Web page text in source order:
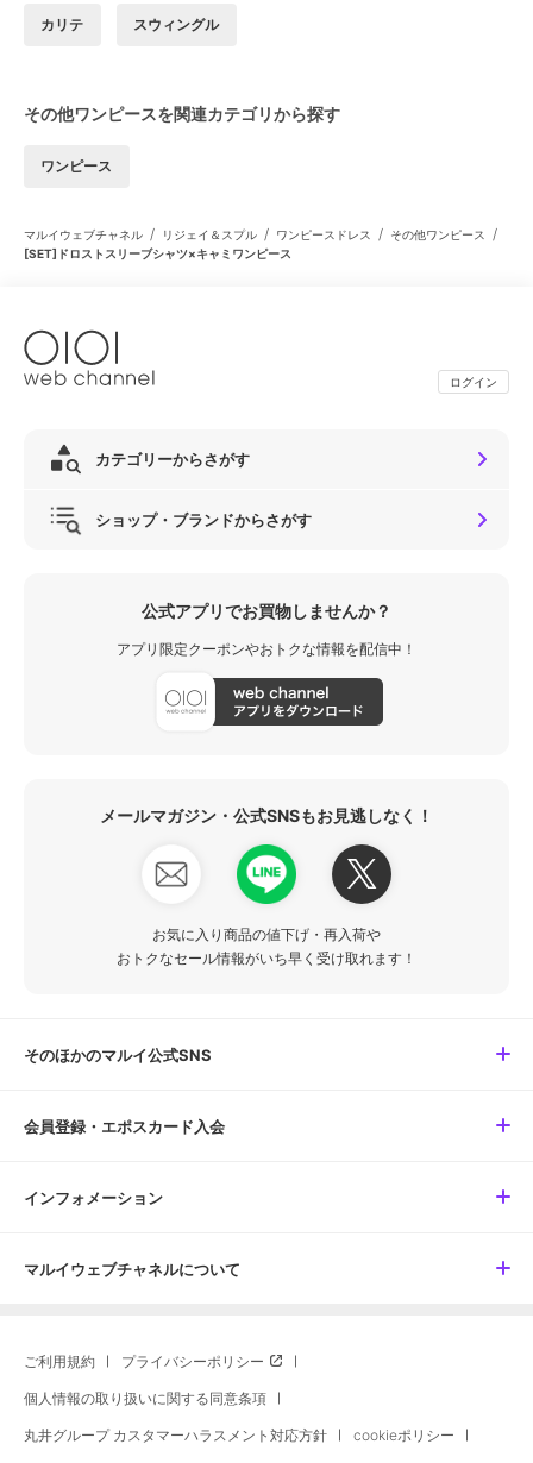
カリテ スウィングル
その他ワンピースを関連カテゴリから探す
ワンピース
マルイウェブチャネル / リジェイ＆スプル / ワンピースドレス / その他ワンピース /
[SET]ドロストスリーブシャツ×キャミワンピース
ログイン
カテゴリーからさがす
ショップ・ブランドからさがす
公式アプリでお買物しませんか？
アプリ限定クーポンやおトクな情報を配信中！
メールマガジン・公式SNSもお見逃しなく！
お気に入り商品の値下げ・再入荷や
おトクなセール情報がいち早く受け取れます！
そのほかのマルイ公式SNS
会員登録・エポスカード入会
インフォメーション
マルイウェブチャネルについて
ご利用規約 プライバシーポリシー
個人情報の取り扱いに関する同意条項
丸井グループ カスタマーハラスメント対応方針 cookieポリシー